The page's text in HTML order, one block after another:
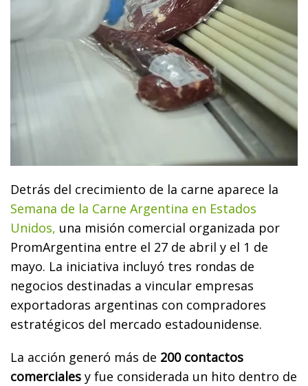
Detrás del crecimiento de la carne aparece la
Semana de la Carne Argentina en Estados
Unidos, una misión comercial organizada por
PromArgentina entre el 27 de abril y el 1 de
mayo. La iniciativa incluyó tres rondas de
negocios destinadas a vincular empresas
exportadoras argentinas con compradores
estratégicos del mercado estadounidense.
La acción generó más de 200 contactos
comerciales y fue considerada un hito dentro de